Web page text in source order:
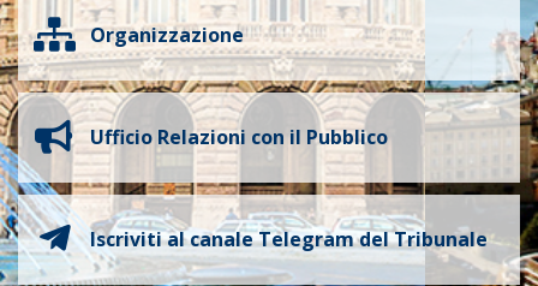
Organizzazione
Ufficio Relazioni con il Pubblico
Iscriviti al canale Telegram del Tribunale